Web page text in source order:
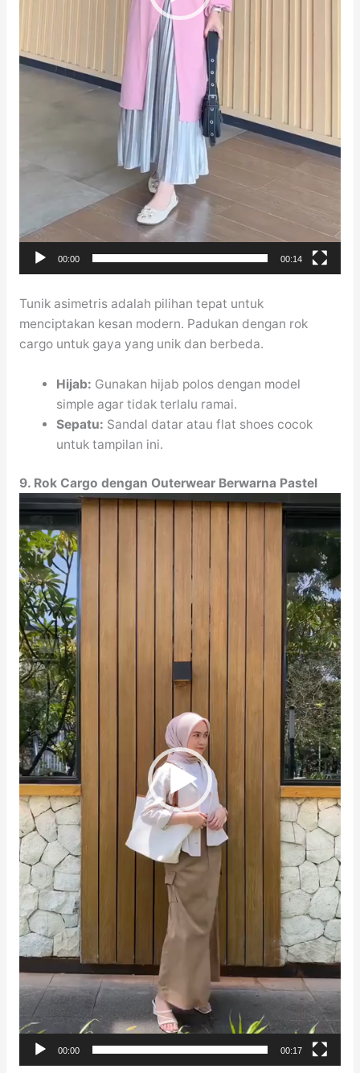
00:00 00:14
Tunik asimetris adalah pilihan tepat untuk
menciptakan kesan modern. Padukan dengan rok
cargo untuk gaya yang unik dan berbeda.
Hijab: Gunakan hijab polos dengan model
simple agar tidak terlalu ramai.
Sepatu: Sandal datar atau flat shoes cocok
untuk tampilan ini.
9. Rok Cargo dengan Outerwear Berwarna Pastel
Video
Player
00:00 00:17